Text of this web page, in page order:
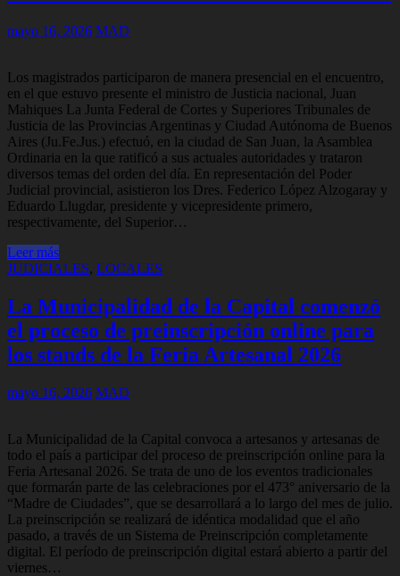
mayo 16, 2026 MAD
Los magistrados participaron de manera presencial en el encuentro,
en el que estuvo presente el ministro de Justicia nacional, Juan
Mahiques La Junta Federal de Cortes y Superiores Tribunales de
Justicia de las Provincias Argentinas y Ciudad Autónoma de Buenos
Aires (Ju.Fe.Jus.) efectuó, en la ciudad de San Juan, la Asamblea
Ordinaria en la que ratificó a sus actuales autoridades y trataron
diversos temas del orden del día. En representación del Poder
Judicial provincial, asistieron los Dres. Federico López Alzogaray y
Eduardo Llugdar, presidente y vicepresidente primero,
respectivamente, del Superior…
Leer más
JUDICIALES, LOCALES
La Municipalidad de la Capital comenzó
el proceso de preinscripción online para
los stands de la Feria Artesanal 2026
mayo 16, 2026 MAD
La Municipalidad de la Capital convoca a artesanos y artesanas de
todo el país a participar del proceso de preinscripción online para la
Feria Artesanal 2026. Se trata de uno de los eventos tradicionales
que formarán parte de las celebraciones por el 473° aniversario de la
“Madre de Ciudades”, que se desarrollará a lo largo del mes de julio.
La preinscripción se realizará de idéntica modalidad que el año
pasado, a través de un Sistema de Preinscripción completamente
digital. El período de preinscripción digital estará abierto a partir del
viernes…